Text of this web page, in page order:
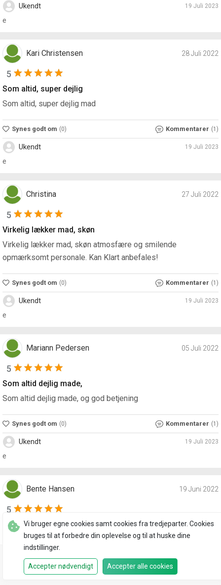
Ukendt 19 Juli 2023
e
Kari Christensen 28 Juli 2022
5
Som altid, super dejlig
Som altid, super dejlig mad
Synes godt om (0) Kommentarer (1)
Ukendt 19 Juli 2023
e
Christina 27 Juli 2022
5
Virkelig lækker mad, skøn
Virkelig lækker mad, skøn atmosfære og smilende
opmærksomt personale. Kan Klart anbefales!
Synes godt om (0) Kommentarer (1)
Ukendt 19 Juli 2023
e
Mariann Pedersen 05 Juli 2022
5
Som altid dejlig made,
Som altid dejlig made, og god betjening
Synes godt om (0) Kommentarer (1)
Ukendt 19 Juli 2023
e
Bente Hansen 19 Juni 2022
5
Et godt sted at
Et godt sted at spise, god mad og hyggeligt ste at være
Synes godt om (0) Kommentarer
Restaurant Afhentning Madudbringning
Vi bruger egne cookies samt cookies fra tredjeparter. Cookies
bruges til at forbedre din oplevelse og til at huske dine
indstillinger.
Accepter nødvendigt Accepter alle cookies